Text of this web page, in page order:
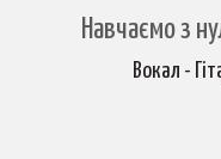
Навчаємо з
Вокал -